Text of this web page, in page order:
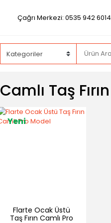
Çağrı Merkezi: 0535 942 6014
Camlı Taş Fırın
Yeni
Flarte Ocak Üstü
Taş Fırın Camlı Pro